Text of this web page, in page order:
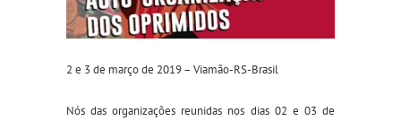
2 e 3 de março de 2019 – Viamão-RS-Brasil
Nós das organizações reunidas nos dias 02 e 03 de